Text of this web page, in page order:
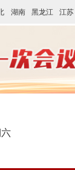
湖南 黑龙江 江苏